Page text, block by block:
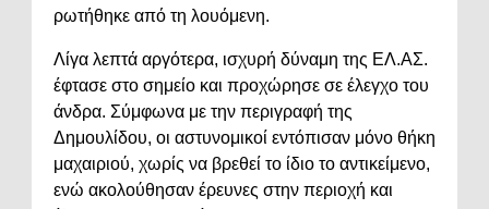
ρωτήθηκε από τη λουόμενη.
Λίγα λεπτά αργότερα, ισχυρή δύναμη της ΕΛ.ΑΣ.
έφτασε στο σημείο και προχώρησε σε έλεγχο του
άνδρα. Σύμφωνα με την περιγραφή της
Δημουλίδου, οι αστυνομικοί εντόπισαν μόνο θήκη
μαχαιριού, χωρίς να βρεθεί το ίδιο το αντικείμενο,
ενώ ακολούθησαν έρευνες στην περιοχή και